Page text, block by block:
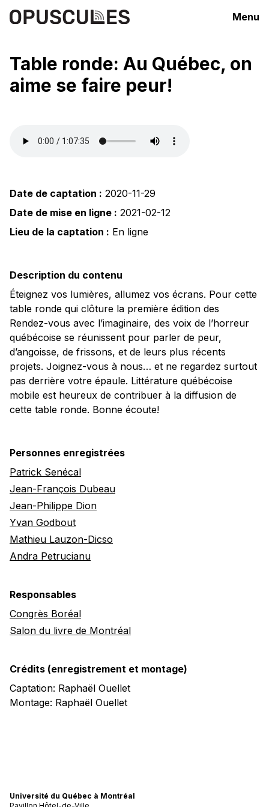
Menu
Table ronde: Au Québec, on
aime se faire peur!
Date de captation : 2020-11-29
Date de mise en ligne : 2021-02-12
Lieu de la captation : En ligne
Description du contenu
Éteignez vos lumières, allumez vos écrans. Pour cette
table ronde qui clôture la première édition des
Rendez-vous avec l’imaginaire, des voix de l’horreur
québécoise se réunissent pour parler de peur,
d’angoisse, de frissons, et de leurs plus récents
projets. Joignez-vous à nous… et ne regardez surtout
pas derrière votre épaule. Littérature québécoise
mobile est heureux de contribuer à la diffusion de
cette table ronde. Bonne écoute!
Personnes enregistrées
Patrick Senécal
Jean-François Dubeau
Jean-Philippe Dion
Yvan Godbout
Mathieu Lauzon-Dicso
Andra Petrucianu
Responsables
Congrès Boréal
Salon du livre de Montréal
Crédits (enregistrement et montage)
Captation: Raphaël Ouellet
Montage: Raphaël Ouellet
Université du Québec à Montréal